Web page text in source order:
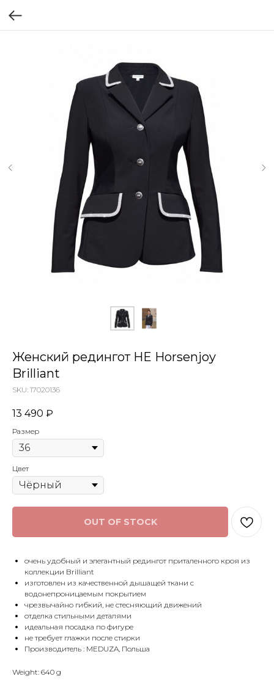
Женский редингот HE Horsenjoy
Brilliant
SKU: 17020136
13 490 ₽
Размер
Цвет
OUT OF STOCK
очень удобный и элегантный редингот приталенного кроя из
коллекции Brilliant
изготовлен из качественной дышащей ткани с
водонепроницаемым покрытием
чрезвычайно гибкий, не стесняющий движений
отделка стильными деталями
идеальная посадка по фигуре
не требует глажки после стирки
Производитель : MEDUZA, Польша
Weight: 640 g